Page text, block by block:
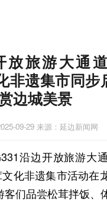
放旅游大通
非遗集市同
边城美景
09-29 来源：延边新闻网
沿边开放旅游大
文化非遗集市活动在
们品尝松茸拌饭、